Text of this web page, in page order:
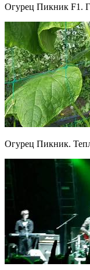
Огурец Пикник F1.
Огурец Пикник.